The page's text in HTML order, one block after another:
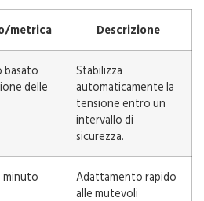
metrica Descrizione
delle
Stabilizza
automaticamente la
tensione entro un
intervallo di
sicurezza.
minuto
Adattamento rapido
alle mutevoli